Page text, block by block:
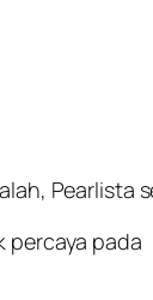
Pearlista
percaya pada